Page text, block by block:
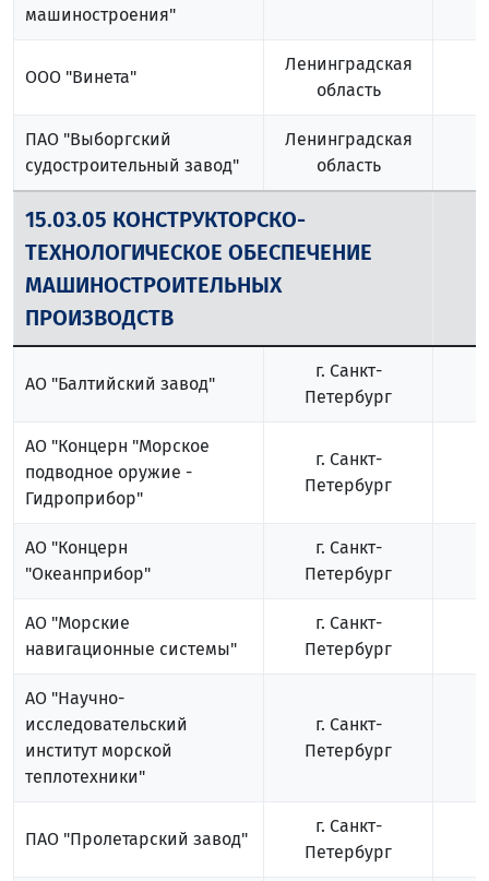
машиностроения"
ООО "Винета"
Ленинградская
область
ПАО "Выборгский
судостроительный завод"
Ленинградская
область
15.03.05 КОНСТРУКТОРСКО-
ТЕХНОЛОГИЧЕСКОЕ ОБЕСПЕЧЕНИЕ
МАШИНОСТРОИТЕЛЬНЫХ
ПРОИЗВОДСТВ
АО "Балтийский завод"
г. Санкт-
Петербург
АО "Концерн "Морское
подводное оружие -
Гидроприбор"
г. Санкт-
Петербург
АО "Концерн
"Океанприбор"
г. Санкт-
Петербург
АО "Морские
навигационные системы"
г. Санкт-
Петербург
АО "Научно-
исследовательский
институт морской
теплотехники"
г. Санкт-
Петербург
ПАО "Пролетарский завод"
г. Санкт-
Петербург